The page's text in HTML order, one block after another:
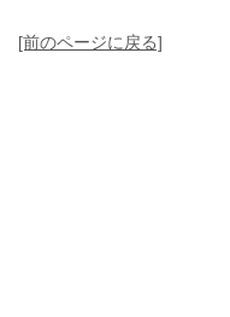
[前のページに戻る]